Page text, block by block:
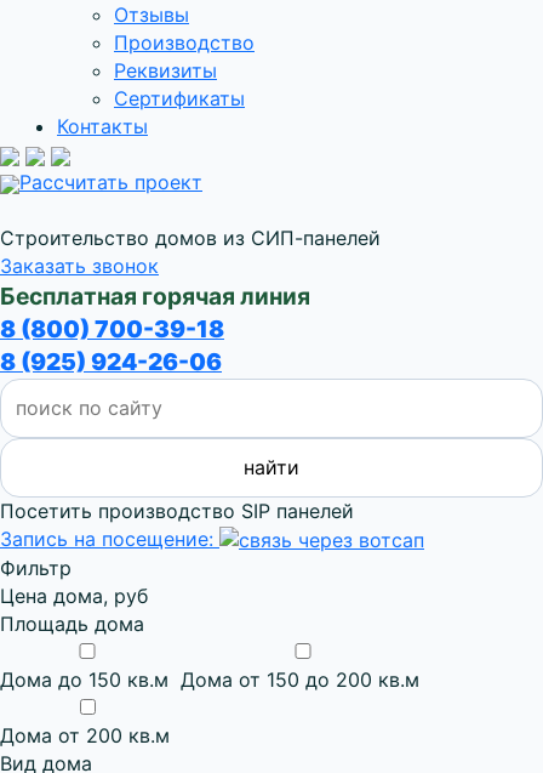
Отзывы
Производство
Реквизиты
Сертификаты
Контакты
Рассчитать проект
Строительство домов из СИП-панелей
Заказать звонок
Бесплатная горячая линия
8 (800) 700-39-18
8 (925) 924-26-06
Посетить производство SIP панелей
Запись на посещение:
Фильтр
Цена дома, руб
Площадь дома
Дома до 150 кв.м Дома от 150 до 200 кв.м
Дома от 200 кв.м
Вид дома